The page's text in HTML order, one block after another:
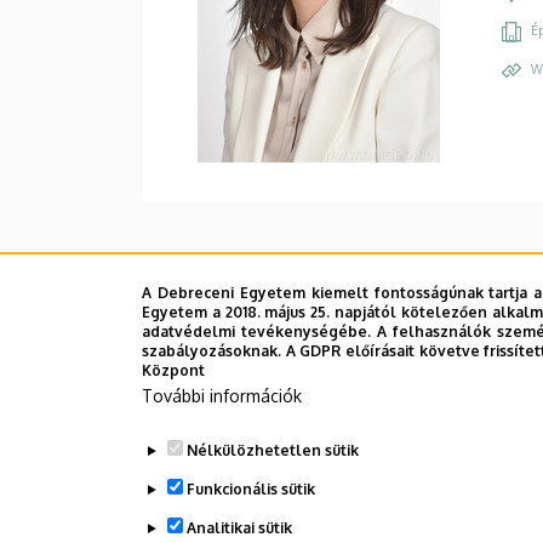
A Debreceni Egyetem kiemelt fontosságúnak
Egyetem a 2018. május 25. napjától kötelezően
adatvédelmi tevékenységébe. A felhasználók
szabályozásoknak. A GDPR előírásait követve
Központ
További információk
Nélkülözhetetlen sütik
Funkcionális sütik
Analitikai sütik